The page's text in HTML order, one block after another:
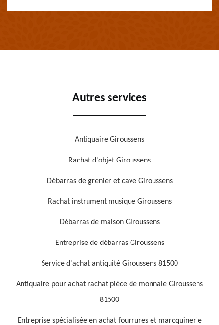
Autres services
Antiquaire Giroussens
Rachat d'objet Giroussens
Débarras de grenier et cave Giroussens
Rachat instrument musique Giroussens
Débarras de maison Giroussens
Entreprise de débarras Giroussens
Service d'achat antiquité Giroussens 81500
Antiquaire pour achat rachat pièce de monnaie Giroussens
81500
Entreprise spécialisée en achat fourrures et maroquinerie